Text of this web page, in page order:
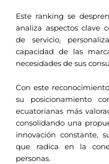
Este ranking se
analiza aspectos clave
de servicio,
capacidad de las
necesidades de sus
Con este
su posicionamiento
ecuatorianas más
consolidando una
innovación constante,
que radica en la
personas.